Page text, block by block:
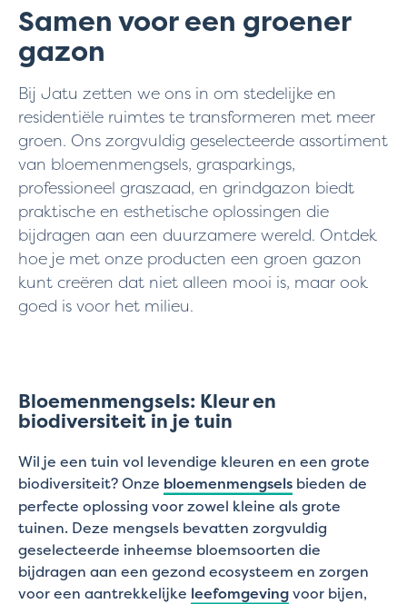
Samen voor een groener
gazon
Bij Jatu zetten we ons in om stedelijke en
residentiële ruimtes te transformeren met meer
groen. Ons zorgvuldig geselecteerde assortiment
van bloemenmengsels, grasparkings,
professioneel graszaad, en grindgazon biedt
praktische en esthetische oplossingen die
bijdragen aan een duurzamere wereld. Ontdek
hoe je met onze producten een groen gazon
kunt creëren dat niet alleen mooi is, maar ook
goed is voor het milieu.
Bloemenmengsels: Kleur en
biodiversiteit in je tuin
Wil je een tuin vol levendige kleuren en een grote
biodiversiteit? Onze bloemenmengsels bieden de
perfecte oplossing voor zowel kleine als grote
tuinen. Deze mengsels bevatten zorgvuldig
geselecteerde inheemse bloemsoorten die
bijdragen aan een gezond ecosysteem en zorgen
voor een aantrekkelijke leefomgevingvoor bijen,